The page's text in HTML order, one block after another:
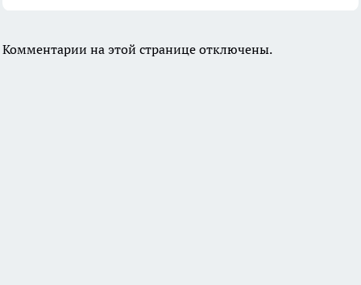
Комментарии на этой странице отключены.